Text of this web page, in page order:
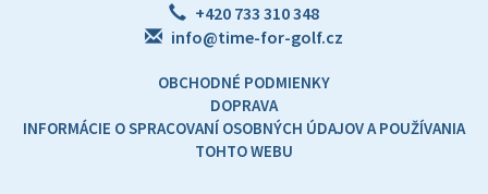
+420 733 310 348
info@time-for-golf.cz
OBCHODNÉ PODMIENKY
DOPRAVA
INFORMÁCIE O SPRACOVANÍ OSOBNÝCH ÚDAJOV A POUŽÍVANIA
TOHTO WEBU